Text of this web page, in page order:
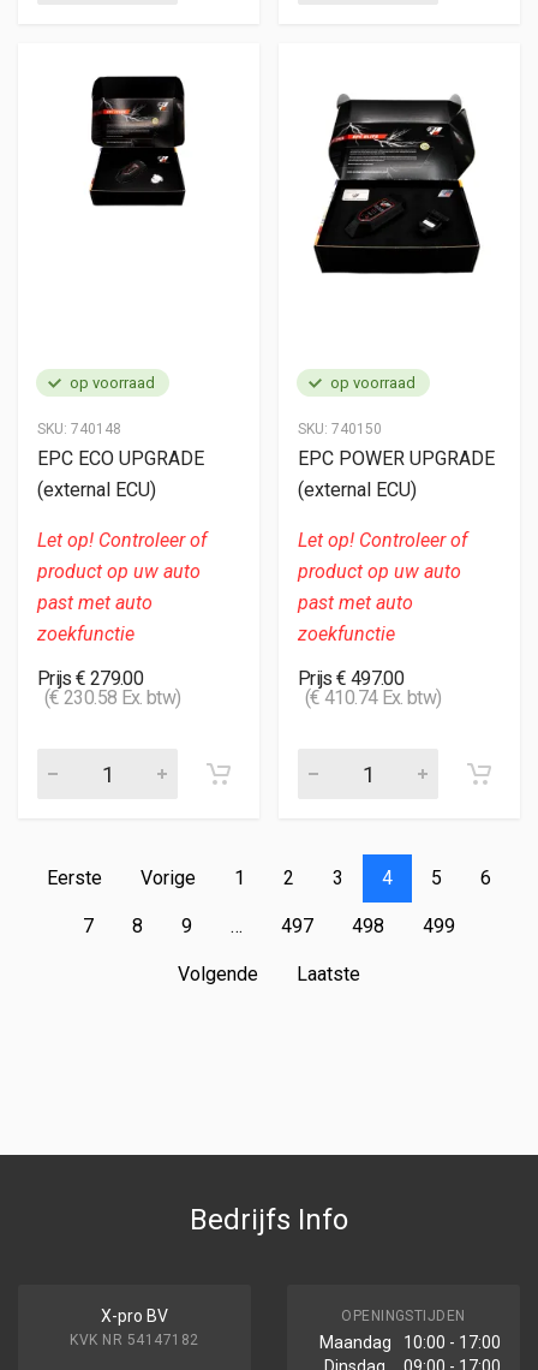
op voorraad
SKU: 740148
EPC ECO UPGRADE
(external ECU)
Let op! Controleer of
product op uw auto
past met auto
zoekfunctie
Prijs € 279.00
(€ 230.58 Ex. btw)
op voorraad
SKU: 740150
EPC POWER UPGRADE
(external ECU)
Let op! Controleer of
product op uw auto
past met auto
zoekfunctie
Prijs € 497.00
(€ 410.74 Ex. btw)
Eerste Vorige 1 2 3 4 5 6
7 8 9 … 497 498 499
Volgende Laatste
Bedrijfs Info
X-pro BV
KVK NR 54147182
OPENINGSTIJDEN
Maandag
10:00 - 17:00